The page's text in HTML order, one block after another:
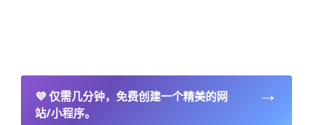
💜仅需几分钟，免费创建一个精美的网
站/小程序。
→